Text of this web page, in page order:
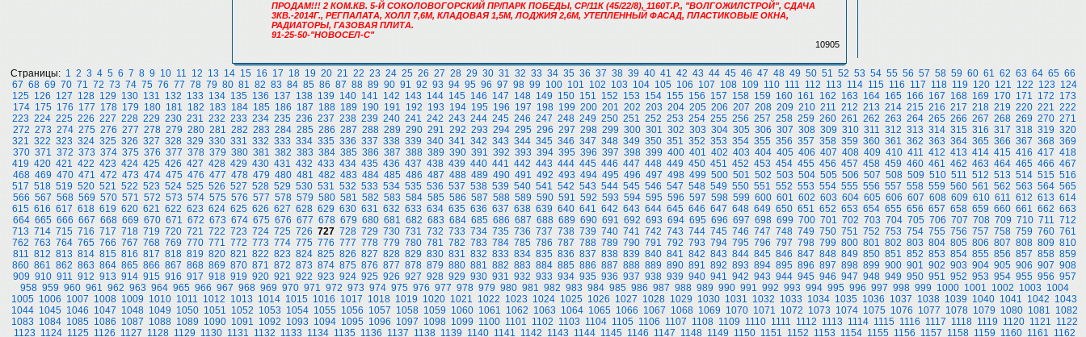
ПРОДАМ!!! 2 КОМ.КВ. 5-Й СОКОЛОВОГОРСКИЙ ПР/ПАРК ПОБЕДЫ, СР/11К (45/22/8), 1160Т.Р., "ВОЛГОЖИЛСТРОЙ", СДАЧА
3КВ.-2014Г., РЕГПАЛАТА, ХОЛЛ 7,6М, КЛАДОВАЯ 1,5М, ЛОДЖИЯ 2,6М, УТЕПЛЕННЫЙ ФАСАД, ПЛАСТИКОВЫЕ ОКНА,
РАДИАТОРЫ, ГАЗОВАЯ ПЛИТА.
91-25-50-"НОВОСЕЛ-С"
10905
Страницы: 1 2 3 4 5 6 7 8 9 10 11 12 13 14 15 16 17 18 19 20 21 22 23 24 25 26 27 28 29 30 31 32 33 34 35 36 37 38 39 40 41 42 43 44 45 46 47 48 49 50 51 52 53 54 55 56 57 58 59 60 61 62 63 64 65 66
67 68 69 70 71 72 73 74 75 76 77 78 79 80 81 82 83 84 85 86 87 88 89 90 91 92 93 94 95 96 97 98 99 100 101 102 103 104 105 106 107 108 109 110 111 112 113 114 115 116 117 118 119 120 121 122 123 124
125 126 127 128 129 130 131 132 133 134 135 136 137 138 139 140 141 142 143 144 145 146 147 148 149 150 151 152 153 154 155 156 157 158 159 160 161 162 163 164 165 166 167 168 169 170 171 172 173
174 175 176 177 178 179 180 181 182 183 184 185 186 187 188 189 190 191 192 193 194 195 196 197 198 199 200 201 202 203 204 205 206 207 208 209 210 211 212 213 214 215 216 217 218 219 220 221 222
223 224 225 226 227 228 229 230 231 232 233 234 235 236 237 238 239 240 241 242 243 244 245 246 247 248 249 250 251 252 253 254 255 256 257 258 259 260 261 262 263 264 265 266 267 268 269 270 271
272 273 274 275 276 277 278 279 280 281 282 283 284 285 286 287 288 289 290 291 292 293 294 295 296 297 298 299 300 301 302 303 304 305 306 307 308 309 310 311 312 313 314 315 316 317 318 319 320
321 322 323 324 325 326 327 328 329 330 331 332 333 334 335 336 337 338 339 340 341 342 343 344 345 346 347 348 349 350 351 352 353 354 355 356 357 358 359 360 361 362 363 364 365 366 367 368 369
370 371 372 373 374 375 376 377 378 379 380 381 382 383 384 385 386 387 388 389 390 391 392 393 394 395 396 397 398 399 400 401 402 403 404 405 406 407 408 409 410 411 412 413 414 415 416 417 418
419 420 421 422 423 424 425 426 427 428 429 430 431 432 433 434 435 436 437 438 439 440 441 442 443 444 445 446 447 448 449 450 451 452 453 454 455 456 457 458 459 460 461 462 463 464 465 466 467
468 469 470 471 472 473 474 475 476 477 478 479 480 481 482 483 484 485 486 487 488 489 490 491 492 493 494 495 496 497 498 499 500 501 502 503 504 505 506 507 508 509 510 511 512 513 514 515 516
517 518 519 520 521 522 523 524 525 526 527 528 529 530 531 532 533 534 535 536 537 538 539 540 541 542 543 544 545 546 547 548 549 550 551 552 553 554 555 556 557 558 559 560 561 562 563 564 565
566 567 568 569 570 571 572 573 574 575 576 577 578 579 580 581 582 583 584 585 586 587 588 589 590 591 592 593 594 595 596 597 598 599 600 601 602 603 604 605 606 607 608 609 610 611 612 613 614
615 616 617 618 619 620 621 622 623 624 625 626 627 628 629 630 631 632 633 634 635 636 637 638 639 640 641 642 643 644 645 646 647 648 649 650 651 652 653 654 655 656 657 658 659 660 661 662 663
664 665 666 667 668 669 670 671 672 673 674 675 676 677 678 679 680 681 682 683 684 685 686 687 688 689 690 691 692 693 694 695 696 697 698 699 700 701 702 703 704 705 706 707 708 709 710 711 712
713 714 715 716 717 718 719 720 721 722 723 724 725 726 727 728 729 730 731 732 733 734 735 736 737 738 739 740 741 742 743 744 745 746 747 748 749 750 751 752 753 754 755 756 757 758 759 760 761
762 763 764 765 766 767 768 769 770 771 772 773 774 775 776 777 778 779 780 781 782 783 784 785 786 787 788 789 790 791 792 793 794 795 796 797 798 799 800 801 802 803 804 805 806 807 808 809 810
811 812 813 814 815 816 817 818 819 820 821 822 823 824 825 826 827 828 829 830 831 832 833 834 835 836 837 838 839 840 841 842 843 844 845 846 847 848 849 850 851 852 853 854 855 856 857 858 859
860 861 862 863 864 865 866 867 868 869 870 871 872 873 874 875 876 877 878 879 880 881 882 883 884 885 886 887 888 889 890 891 892 893 894 895 896 897 898 899 900 901 902 903 904 905 906 907 908
909 910 911 912 913 914 915 916 917 918 919 920 921 922 923 924 925 926 927 928 929 930 931 932 933 934 935 936 937 938 939 940 941 942 943 944 945 946 947 948 949 950 951 952 953 954 955 956 957
958 959 960 961 962 963 964 965 966 967 968 969 970 971 972 973 974 975 976 977 978 979 980 981 982 983 984 985 986 987 988 989 990 991 992 993 994 995 996 997 998 999 1000 1001 1002 1003 1004
1005 1006 1007 1008 1009 1010 1011 1012 1013 1014 1015 1016 1017 1018 1019 1020 1021 1022 1023 1024 1025 1026 1027 1028 1029 1030 1031 1032 1033 1034 1035 1036 1037 1038 1039 1040 1041 1042 1043
1044 1045 1046 1047 1048 1049 1050 1051 1052 1053 1054 1055 1056 1057 1058 1059 1060 1061 1062 1063 1064 1065 1066 1067 1068 1069 1070 1071 1072 1073 1074 1075 1076 1077 1078 1079 1080 1081 1082
1083 1084 1085 1086 1087 1088 1089 1090 1091 1092 1093 1094 1095 1096 1097 1098 1099 1100 1101 1102 1103 1104 1105 1106 1107 1108 1109 1110 1111 1112 1113 1114 1115 1116 1117 1118 1119 1120 1121 1122
1123 1124 1125 1126 1127 1128 1129 1130 1131 1132 1133 1134 1135 1136 1137 1138 1139 1140 1141 1142 1143 1144 1145 1146 1147 1148 1149 1150 1151 1152 1153 1154 1155 1156 1157 1158 1159 1160 1161 1162